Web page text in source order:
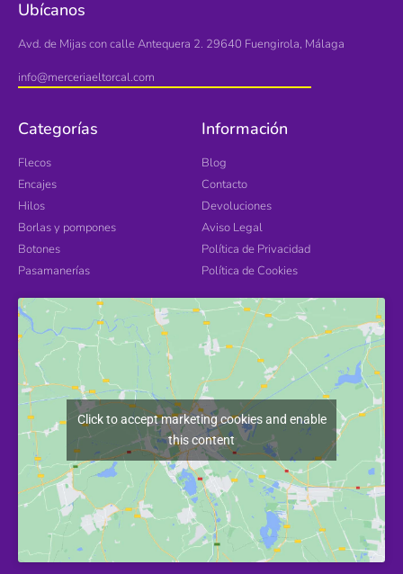
Ubícanos
Avd. de Mijas con calle Antequera 2. 29640 Fuengirola, Málaga
info@merceriaeltorcal.com
Categorías
Flecos
Encajes
Hilos
Borlas y pompones
Botones
Pasamanerías
Información
Blog
Contacto
Devoluciones
Aviso Legal
Política de Privacidad
Política de Cookies
Click to accept marketing cookies and enable
this content